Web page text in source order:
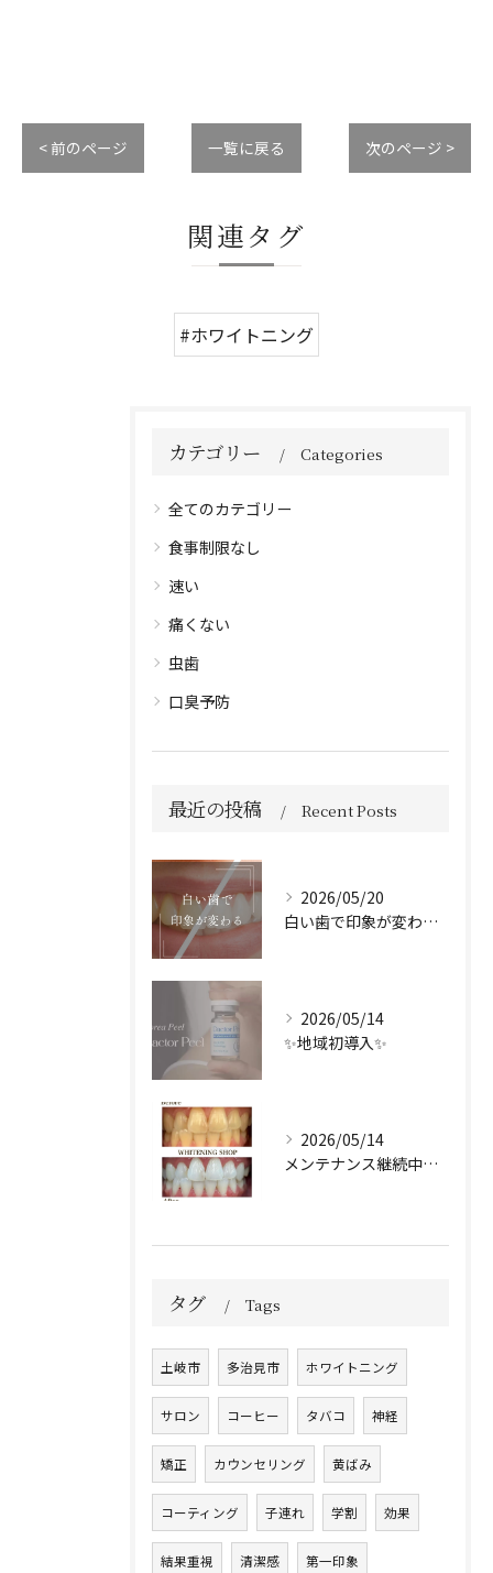
< 前のページ 一覧に戻る 次のページ >
関連タグ
#ホワイトニング
カテゴリー Categories
全てのカテゴリー
食事制限なし
速い
痛くない
虫歯
口臭予防
最近の投稿 Recent Posts
2026/05/20
白い歯で印象が変わる🦷✨️
2026/05/14
✨地域初導入✨
2026/05/14
メンテナンス継続中のお客様🤍
タグ Tags
土岐市 多治見市 ホワイトニング
サロン コーヒー タバコ 神経
矯正 カウンセリング 黄ばみ
コーティング 子連れ 学割 効果
結果重視 清潔感 第一印象